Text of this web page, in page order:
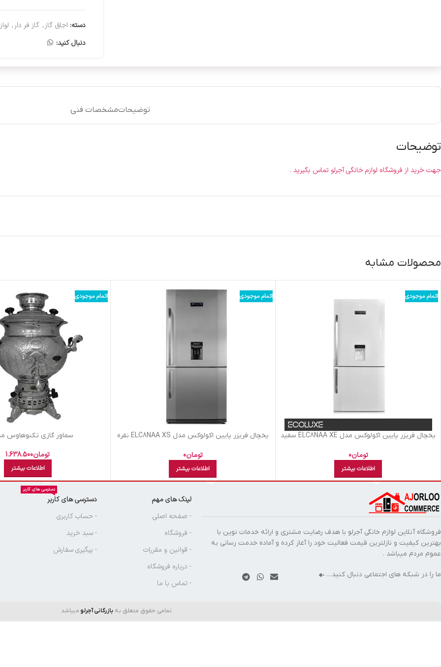
دسته: اجاق گاز , گاز فر دار ,
دنبال کنید:
توضیحاتمشخصات فنی
توضیحات
جهت خرید از فروشگاه لوازم خانگی آجرلو تماس بگیرید .
محصولات مشابه
اتمام موجودی
يخچال فريزر پايين اکولوکس مدل ELC8NAA XE سفید
تومان0
اطلاعات بیشتر
اتمام موجودی
يخچال فريزر پايين اکولوکس مدل ELC8NAA XS نقره
تومان0
اطلاعات بیشتر
اتمام موجودی
سماور گازي تکنوهاوس مدل
تومان1.638.500
اطلاعات بیشتر
فروشگاه آنلاین لوازم خانگی آجرلو با هدف رضایت مشتری و ارائه خدمات نوین با
بهترین کیفیت و نازلترین قیمت فعالیت خود را آغاز کرده و آماده خدمت رسانی به
عموم مردم میباشد .
ما را در شبکه های اجتماعی دنبال کنید…
لینک های مهم
- صفحه اصلی
- فروشگاه
- قوانین و مقررات
- درباره فروشگاه
- تماس با ما
دسترسی های کاربر
دسترسی های کاربر
- حساب کاربری
- سبد خرید
- پیگیری سفارش
تمامی حقوق متعلق بهبازرگانی آجرلو میباشد